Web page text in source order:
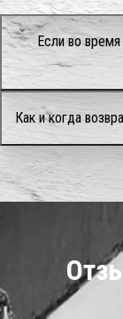
Если во
Как и когда